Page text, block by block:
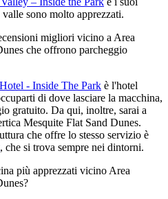
sono molto apprezzati.
migliori vicino a Area
che offrono parcheggio
- Inside The Park è l'hotel
di dove lasciare la macchina,
gratuito. Da qui, inoltre, sarai a
Mesquite Flat Sand Dunes.
che offre lo stesso servizio è
, che si trova sempre nei dintorni.
più apprezzati vicino Area